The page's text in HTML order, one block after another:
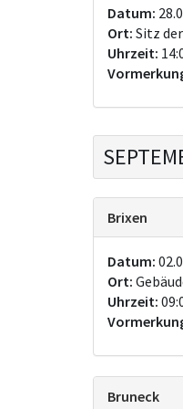
Datum:
Ort: Sitz
Uhrzeit:
Brixen
Datum:
Ort:
Uhrzeit:
Bruneck